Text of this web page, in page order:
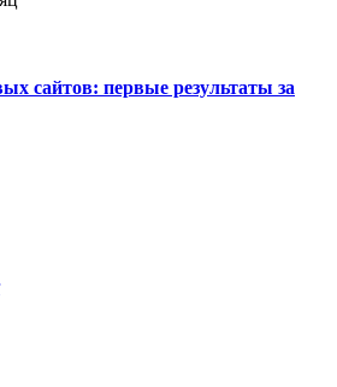
сайтов: первые результаты за